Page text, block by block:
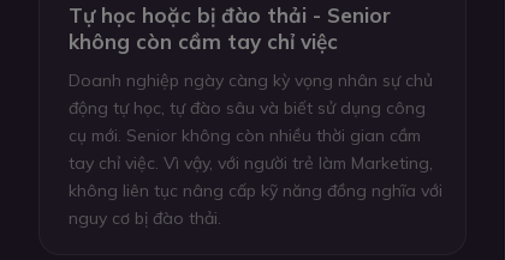
Tự học hoặc bị đào thải - Senior
không còn cầm tay chỉ việc
Doanh nghiệp ngày càng kỳ vọng nhân sự chủ
động tự học, tự đào sâu và biết sử dụng công
cụ mới. Senior không còn nhiều thời gian cầm
tay chỉ việc. Vì vậy, với người trẻ làm Marketing,
không liên tục nâng cấp kỹ năng đồng nghĩa với
nguy cơ bị đào thải.